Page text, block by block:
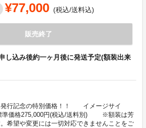
¥77,000 (税込/送料込)
販売終了
し込み後約一ヶ月後に発送予定(額装出来
行記念の特別価格！！ イメージサイ
価格275,000円(税込/送料別) ※額装は芳
希望や変更には一切対応できませんことをご